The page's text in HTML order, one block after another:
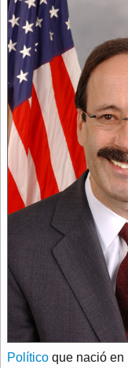
Político que nació en